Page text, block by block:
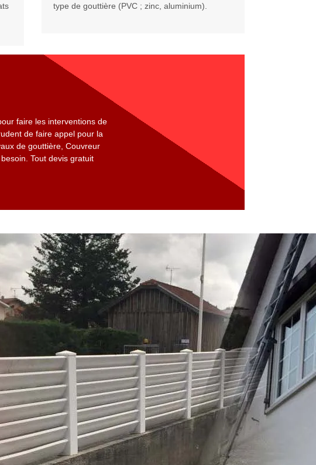
type de gouttière (PVC ; zinc, aluminium).
faire les interventions de
de faire appel pour la
de gouttière, Couvreur
Tout devis gratuit